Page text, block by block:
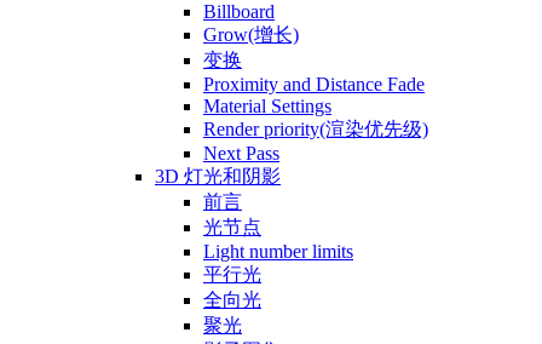
Billboard
Grow(增长)
变换
Proximity and Distance Fade
Material Settings
Render priority(渲染优先级)
Next Pass
3D 灯光和阴影
前言
光节点
Light number limits
平行光
全向光
聚光